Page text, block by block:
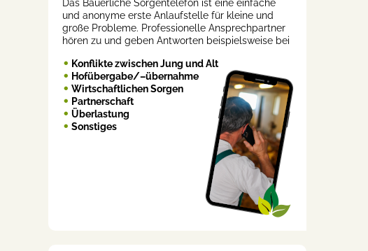
Das Bäuerliche Sorgentelefon ist eine einfache
und anonyme erste Anlaufstelle für kleine und
große Probleme. Professionelle Ansprechpartner
hören zu und geben Antworten beispielsweise bei
Konflikte zwischen Jung und Alt
Hofübergabe/–übernahme
Wirtschaftlichen Sorgen
Partnerschaft
Überlastung
Sonstiges